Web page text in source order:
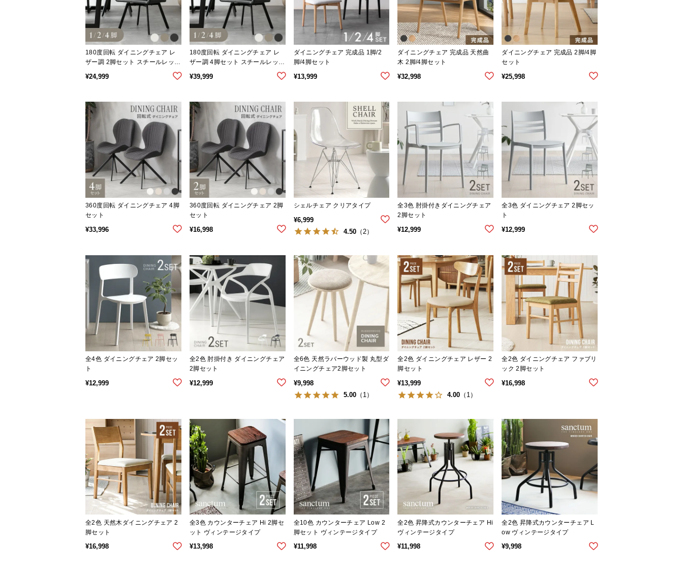
180度回転 ダイニングチェア レ
ザー調 2脚セット スチールレッグ
¥24,999
180度回転 ダイニングチェア レ
ザー調 4脚セット スチールレッグ
¥39,999
ダイニングチェア 完成品 1脚/2
脚/4脚セット
¥13,999
ダイニングチェア 完成品 天然曲
木 2脚/4脚セット
¥32,998
ダイニングチェア 完成品 2脚/4脚
セット
¥25,998
360度回転 ダイニングチェア 4脚
セット
¥33,996
360度回転 ダイニングチェア 2脚
セット
¥16,998
シェルチェア クリアタイプ
¥6,999
4.50（2）
全3色 肘掛付きダイニングチェア
2脚セット
¥12,999
全3色 ダイニングチェア 2脚セッ
ト
¥12,999
全4色 ダイニングチェア 2脚セッ
ト
¥12,999
全2色 肘掛付き ダイニングチェア
2脚セット
¥12,999
全6色 天然ラバーウッド製 丸型ダ
イニングチェア2脚セット
¥9,998
5.00（1）
全2色 ダイニングチェア レザー 2
脚セット
¥13,999
4.00 （1）
全2色 ダイニングチェア ファブリ
ック 2脚セット
¥16,998
全2色 天然木ダイニングチェア 2
脚セット
¥16,998
全3色 カウンターチェア Hi 2脚セ
ット ヴィンテージタイプ
¥13,998
全10色 カウンターチェア Low 2
脚セット ヴィンテージタイプ
¥11,998
全2色 昇降式カウンターチェア Hi
ヴィンテージタイプ
¥11,998
全2色 昇降式カウンターチェア L
ow ヴィンテージタイプ
¥9,998